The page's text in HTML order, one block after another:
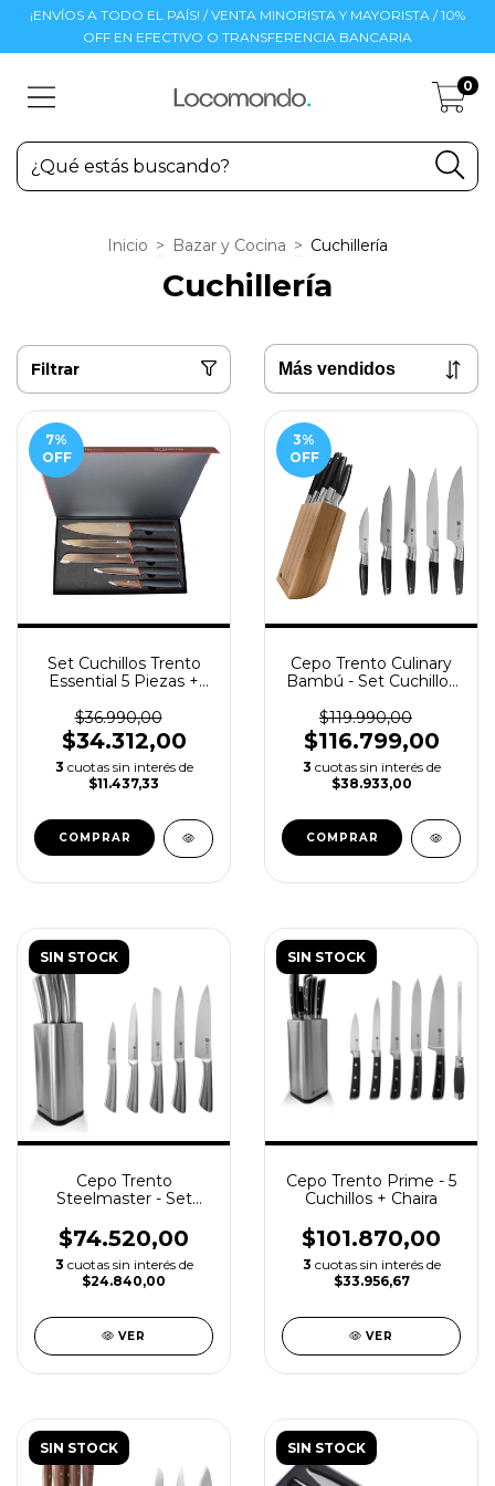
¡ENVÍOS A TODO EL PAÍS! / VENTA MINORISTA Y MAYORISTA / 10%
OFF EN EFECTIVO O TRANSFERENCIA BANCARIA
0
Inicio > Bazar y Cocina > Cuchillería
Cuchillería
Filtrar
7%
OFF
Set Cuchillos Trento
Essential 5 Piezas +
$36.990,00
$34.312,00
3 cuotas sin interés de
$11.437,33
3%
OFF
Cepo Trento Culinary
Bambú - Set Cuchillos
$119.990,00
$116.799,00
3 cuotas sin interés de
$38.933,00
SIN STOCK
Cepo Trento
Steelmaster - Set
$74.520,00
3 cuotas sin interés de
$24.840,00
VER
SIN STOCK
Cepo Trento Prime - 5
Cuchillos + Chaira
$101.870,00
3 cuotas sin interés de
$33.956,67
VER
SIN STOCK SIN STOCK